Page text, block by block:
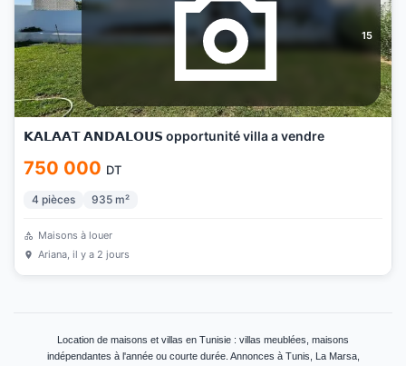
15
𝗞𝗔𝗟𝗔𝗔𝗧 𝗔𝗡𝗗𝗔𝗟𝗢𝗨𝗦 opportunité villa a vendre
750 000 DT
4 pièces 935 m²
Maisons à louer
Ariana, il y a 2 jours
Location de maisons et villas en Tunisie : villas meublées, maisons
indépendantes à l'année ou courte durée. Annonces à Tunis, La Marsa,